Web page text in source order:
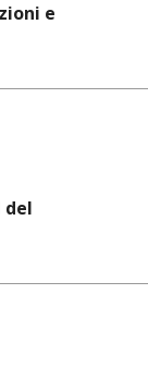
e
del